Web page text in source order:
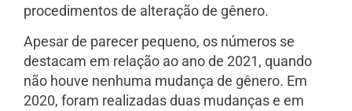
procedimentos de alteração de gênero.
Apesar de parecer pequeno, os números se
destacam em relação ao ano de 2021, quando
não houve nenhuma mudança de gênero. Em
2020, foram realizadas duas mudanças e em